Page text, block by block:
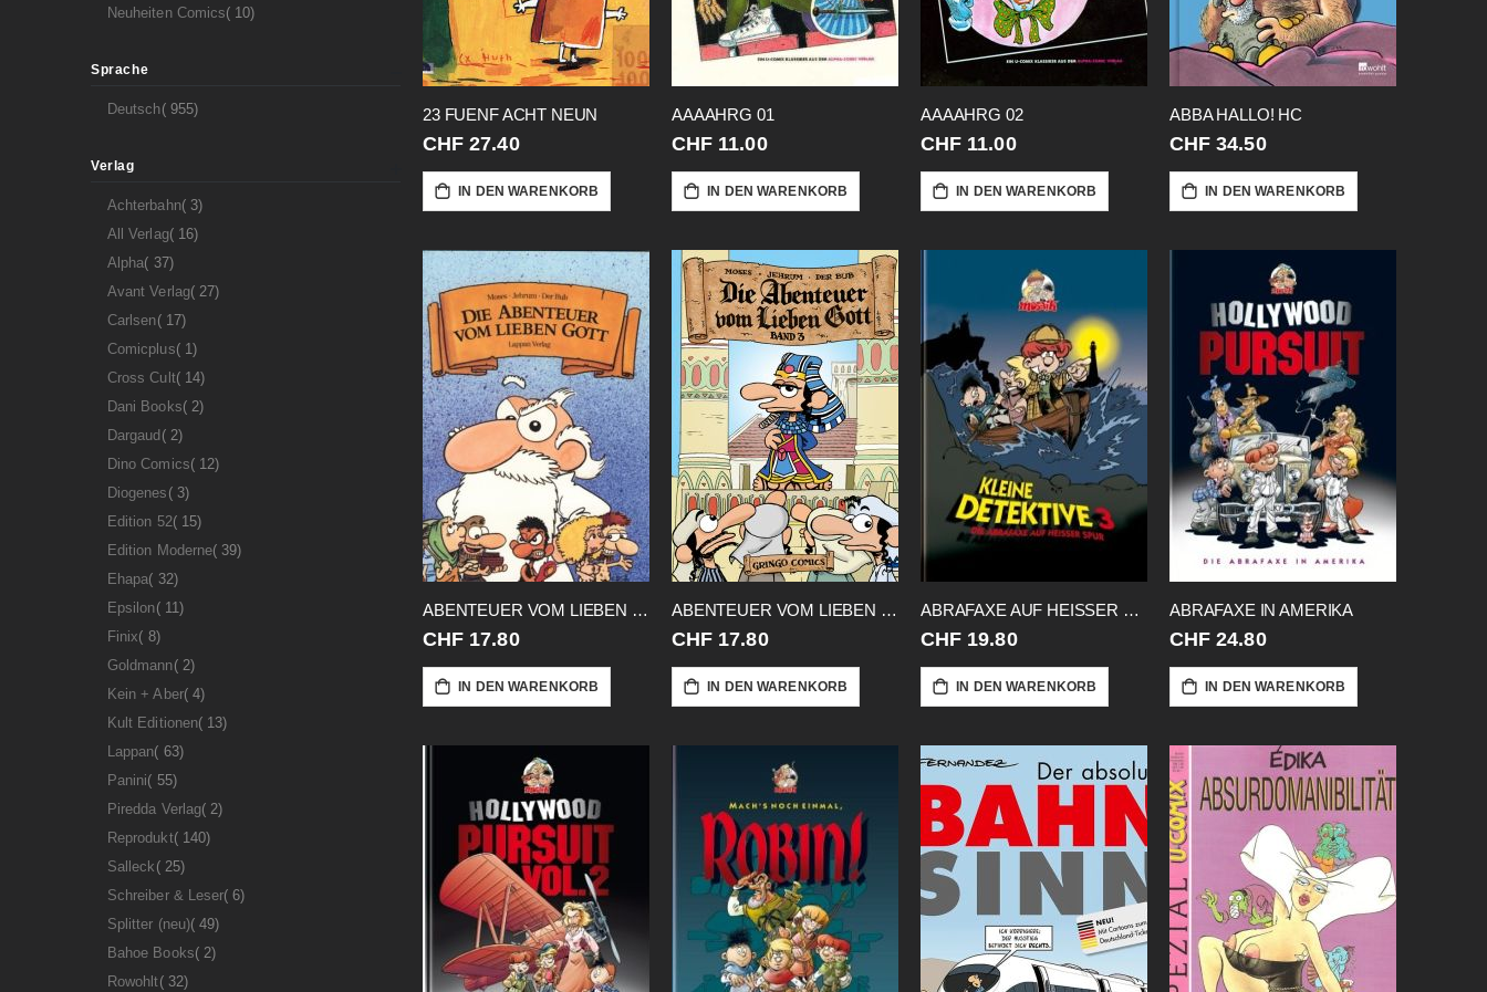
23 FUENF ACHT NEUN
CHF 27.40
IN DEN WARENKORB
AAAAHRG 01
CHF 11.00
IN DEN WARENKORB
AAAAHRG 02
CHF 11.00
IN DEN WARENKORB
ABBA HALLO! HC
CHF 34.50
IN DEN WARENKORB
ABENTEUER VOM LIEBEN GOTT 01
CHF 17.80
IN DEN WARENKORB
ABENTEUER VOM LIEBEN GOTT 03
CHF 17.80
IN DEN WARENKORB
ABRAFAXE AUF HEISSER SPUR DETEKTIVE03
CHF 19.80
IN DEN WARENKORB
ABRAFAXE IN AMERIKA
CHF 24.80
IN DEN WARENKORB
Neuheiten Comics
10Artikel
Sprache
Deutsch 955Artikel
Verlag
Achterbahn 3Artikel
All Verlag 16Artikel
Alpha
37Artikel
Avant Verlag 27Artikel
Carlsen 17Artikel
Comicplus 1Artikel
Cross Cult 14Artikel
Dani Books 2Artikel
Dargaud 2Artikel
Dino Comics 12Artikel
Diogenes 3Artikel
Edition 52 15Artikel
Edition Moderne 39Artikel
Ehapa
32Artikel
Epsilon 11Artikel
Finix
8Artikel
Goldmann 2Artikel
Kein + Aber 4Artikel
Kult Editionen
13Artikel
Lappan 63Artikel
Panini
55Artikel
Piredda Verlag 2Artikel
Reprodukt 140Artikel
Salleck 25Artikel
Schreiber & Leser 6Artikel
Splitter (neu) 49Artikel
Bahoe Books 2Artikel
Rowohlt 32Artikel